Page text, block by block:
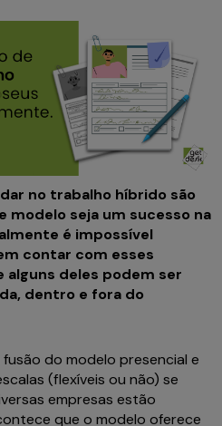
no trabalho híbrido são
modelo seja um sucesso na
é impossível
contar com esses
alguns deles podem ser
dentro e fora do
fusão do modelo presencial e
(flexíveis ou não) se
empresas estão
que o modelo oferece